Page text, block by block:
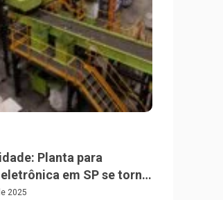
Planta para
em SP se torna
Latina
2025